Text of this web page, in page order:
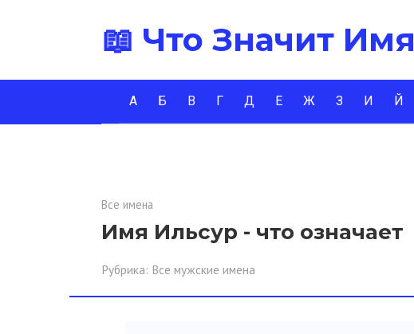
📖 Что Значит Имя
А Б В Г Д Е Ж З И Й
Все имена
Имя Ильсур - что означает
Рубрика: Все мужские имена